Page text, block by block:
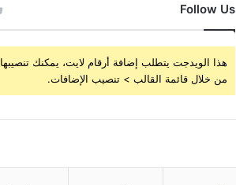
Follow Us
هذا الويدجت يتطلب إضافة أرقام لايت، يمكنك تنصيبها
من خلال قائمة القالب > تنصيب الإضافات.